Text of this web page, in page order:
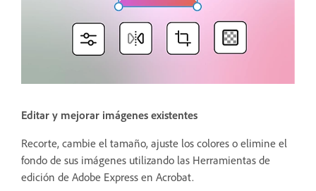
Editar y mejorar imágenes existentes
Recorte, cambie el tamaño, ajuste los colores o elimine el
fondo de sus imágenes utilizando las Herramientas de
edición de Adobe Express en Acrobat.